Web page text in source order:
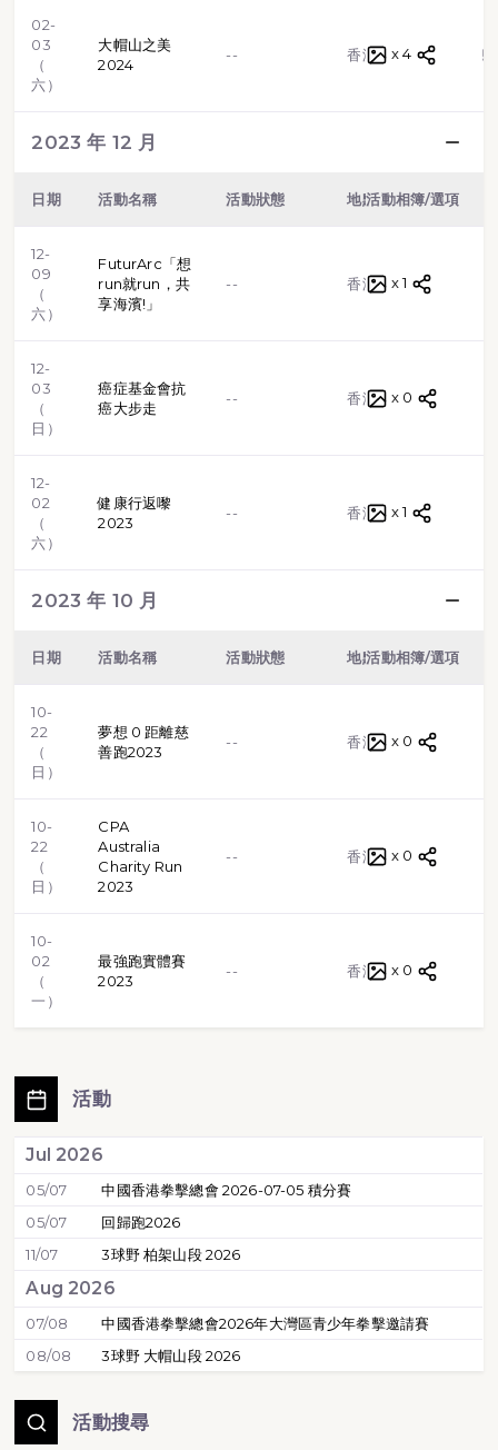
02-
03
（
六）
大帽山之美
2024
-- 香港 越野跑
x 4
2023 年 12 月
日期 活動名稱 活動狀態 地點 類型
活動相簿/選項
12-
09
（
六）
FuturArc「想
run就run，共
享海濱!」
-- 香港 x 1
12-
03
（
日）
癌症基金會抗
癌大步走
-- 香港 x 0
12-
02
（
六）
健康行返嚟
2023
-- 香港 x 1
2023 年 10 月
日期 活動名稱 活動狀態 地點 類型
活動相簿/選項
10-
22
（
日）
夢想 0 距離慈
善跑2023
-- 香港 x 0
10-
22
（
日）
CPA
Australia
Charity Run
2023
-- 香港 x 0
10-
02
（
一）
最強跑實體賽
2023
-- 香港 x 0
活動
Jul 2026
05/07
中國香港拳擊總會 2026-07-05 積分賽
05/07
回歸跑2026
11/07
3球野 柏架山段 2026
Aug 2026
07/08
中國香港拳擊總會2026年大灣區青少年拳擊邀請賽
08/08
3球野 大帽山段 2026
活動搜尋